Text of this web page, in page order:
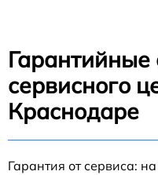
Гарантийные
сервисного
Краснодаре
Гарантия от сервиса: